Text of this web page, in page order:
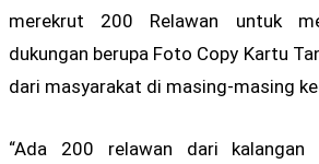
merekrut 200 Relawan untuk
dukungan berupa Foto Copy Kartu
dari masyarakat di masing-masing
“Ada 200 relawan dari